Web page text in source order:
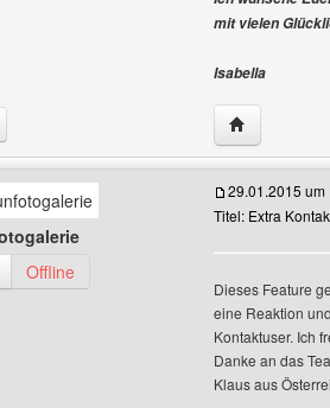
mit vielen
Isabella
Website
Benutzer-Profile anzeigen
Offline
29.01.2015 um
Titel: Extra
Dieses Feature
eine Reaktion
Kontaktuser. Ich
Danke an das
Klaus aus